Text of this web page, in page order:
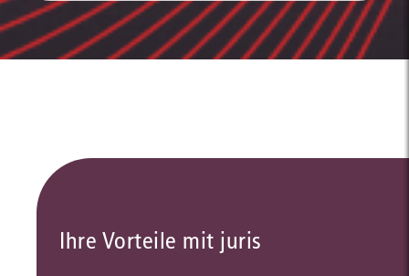
Ihre Vorteile mit juris